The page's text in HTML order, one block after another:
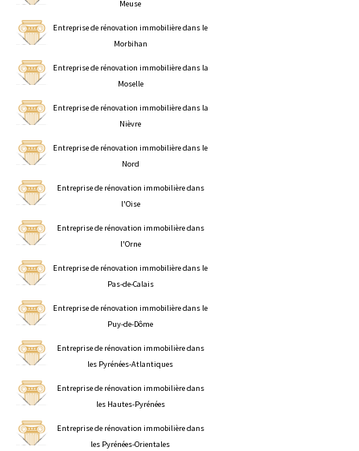
Meuse
Entreprise de rénovation immobilière dans le
Morbihan
Entreprise de rénovation immobilière dans la
Moselle
Entreprise de rénovation immobilière dans la
Nièvre
Entreprise de rénovation immobilière dans le
Nord
Entreprise de rénovation immobilière dans
l'Oise
Entreprise de rénovation immobilière dans
l'Orne
Entreprise de rénovation immobilière dans le
Pas-de-Calais
Entreprise de rénovation immobilière dans le
Puy-de-Dôme
Entreprise de rénovation immobilière dans
les Pyrénées-Atlantiques
Entreprise de rénovation immobilière dans
les Hautes-Pyrénées
Entreprise de rénovation immobilière dans
les Pyrénées-Orientales